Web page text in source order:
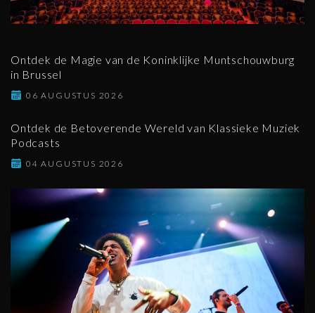
Ontdek de Magie van de Koninklijke Muntschouwburg
in Brussel
06 AUGUSTUS 2026
Ontdek de Betoverende Wereld van Klassieke Muziek
Podcasts
04 AUGUSTUS 2026